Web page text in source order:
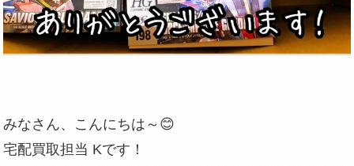
みなさん、こんにちは～😊
宅配買取担当 Kです！